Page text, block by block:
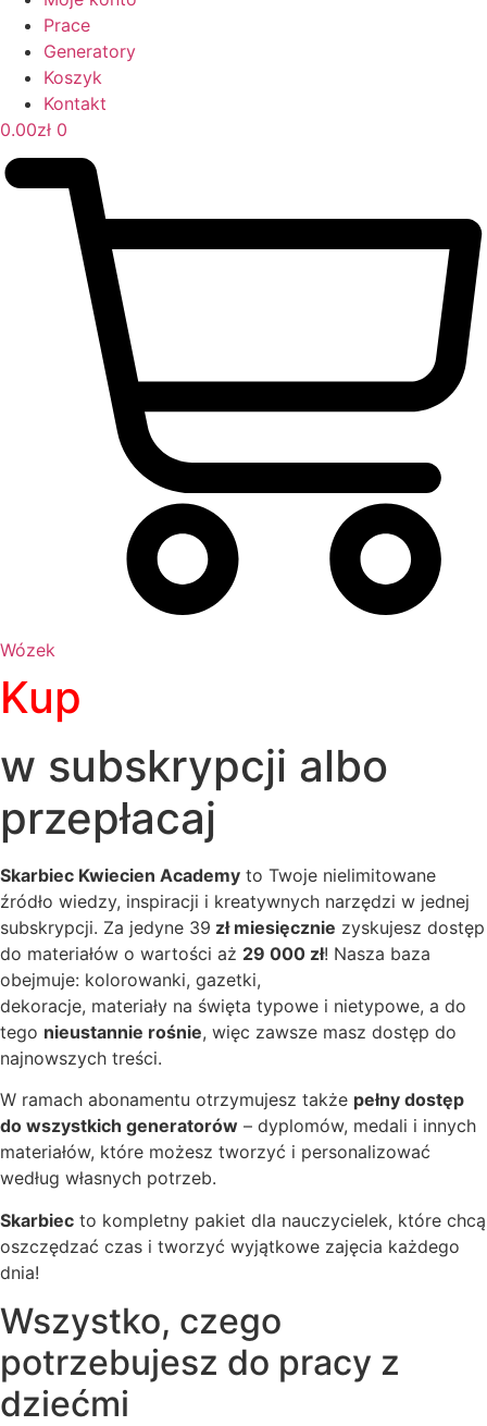
Prace
Generatory
Koszyk
Kontakt
0.00zł 0
Wózek
Kup
w subskrypcji albo
przepłacaj
Skarbiec Kwiecien Academy to Twoje nielimitowane
źródło wiedzy, inspiracji i kreatywnych narzędzi w jednej
subskrypcji. Za jedyne 39 zł miesięcznie zyskujesz dostęp
do materiałów o wartości aż 29 000 zł! Nasza baza
obejmuje: kolorowanki, gazetki,
dekoracje, materiały na święta typowe i nietypowe, a do
tego nieustannie rośnie, więc zawsze masz dostęp do
najnowszych treści.
W ramach abonamentu otrzymujesz także pełny dostęp
do wszystkich generatorów – dyplomów, medali i innych
materiałów, które możesz tworzyć i personalizować
według własnych potrzeb.
Skarbiec to kompletny pakiet dla nauczycielek, które chcą
oszczędzać czas i tworzyć wyjątkowe zajęcia każdego
dnia!
Wszystko, czego
potrzebujesz do pracy z
dziećmi